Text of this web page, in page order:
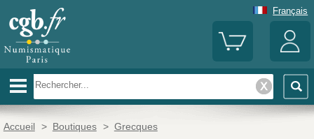
Français
Accueil > Boutiques > Grecques